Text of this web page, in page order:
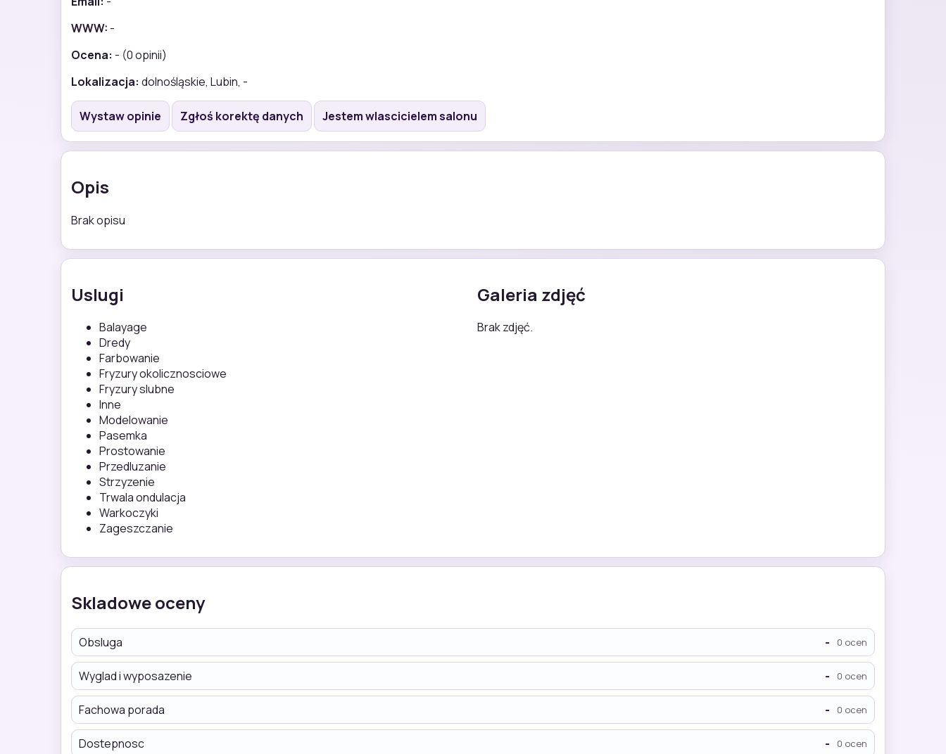
WWW: -
Ocena: - (0 opinii)
Lokalizacja: dolnośląskie, Lubin, -
Wystaw opinie Zgłoś korektę danych Jestem wlascicielem salonu
Opis
Brak opisu
Uslugi
Balayage
Dredy
Farbowanie
Fryzury okolicznosciowe
Fryzury slubne
Inne
Modelowanie
Pasemka
Prostowanie
Przedluzanie
Strzyzenie
Trwala ondulacja
Warkoczyki
Zageszczanie
Galeria zdjęć
Brak zdjęć.
Skladowe oceny
Obsluga - 0 ocen
Wyglad i wyposazenie - 0 ocen
Fachowa porada - 0 ocen
Dostepnosc - 0 ocen